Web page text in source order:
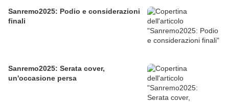
Sanremo2025: Podio e considerazioni
finali
Sanremo2025: Serata cover,
un'occasione persa